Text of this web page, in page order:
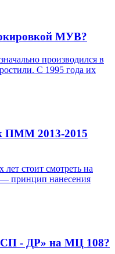
МУВ?
производился в
С 1995 года их
ПММ 2013-2015
стоит смотреть на
принцип нанесения
- ДР» на МЦ 108?